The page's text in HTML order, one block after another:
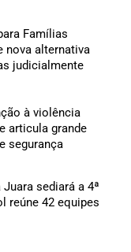
Famílias
nova alternativa
judicialmente
à violência
articula grande
segurança
sediará a 4ª
reúne 42 equipes